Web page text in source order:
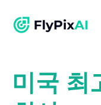
미국 최